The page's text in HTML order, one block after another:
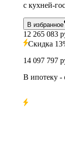
с кухней-
В избранное
12 265 083
Скидка
14 097 797
В ипотеку -